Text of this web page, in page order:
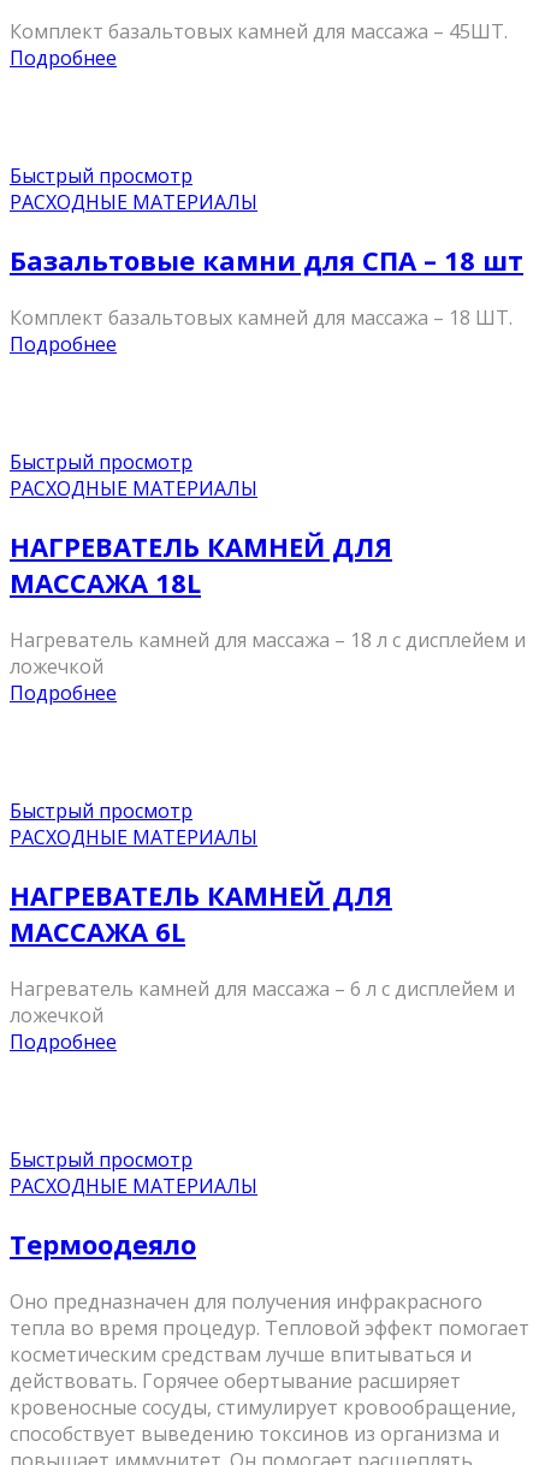
Комплект базальтовых камней для массажа – 45ШТ.
Подробнее
Быстрый просмотр
РАСХОДНЫЕ МАТЕРИАЛЫ
Базальтовые камни для СПА – 18 шт
Комплект базальтовых камней для массажа – 18 ШТ.
Подробнее
Быстрый просмотр
РАСХОДНЫЕ МАТЕРИАЛЫ
НАГРЕВАТЕЛЬ КАМНЕЙ ДЛЯ
МАССАЖА 18L
Нагреватель камней для массажа – 18 л с дисплейем и
ложечкой
Подробнее
Быстрый просмотр
РАСХОДНЫЕ МАТЕРИАЛЫ
НАГРЕВАТЕЛЬ КАМНЕЙ ДЛЯ
МАССАЖА 6L
Нагреватель камней для массажа – 6 л с дисплейем и
ложечкой
Подробнее
Быстрый просмотр
РАСХОДНЫЕ МАТЕРИАЛЫ
Термоодеяло
Оно предназначен для получения инфракрасного
тепла во время процедур. Тепловой эффект помогает
косметическим средствам лучше впитываться и
действовать. Горячее обертывание расширяет
кровеносные сосуды, стимулирует кровообращение,
способствует выведению токсинов из организма и